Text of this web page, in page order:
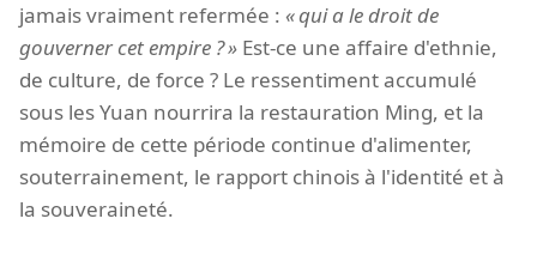
jamais vraiment refermée :
qui a le droit de
gouverner cet empire ?
Est-ce une affaire d'ethnie,
de culture, de force ? Le ressentiment accumulé
sous les Yuan nourrira la restauration Ming, et la
mémoire de cette période continue d'alimenter,
souterrainement, le rapport chinois à l'identité et à
la souveraineté.